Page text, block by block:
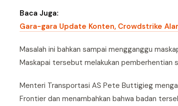
Baca Juga:
Gara-gara Update Konten, Crowdstrike
Masalah ini bahkan sampai mengganggu
Maskapai tersebut melakukan pemberhentian
Menteri Transportasi AS Pete Buttigieg
Frontier dan menambahkan bahwa badan